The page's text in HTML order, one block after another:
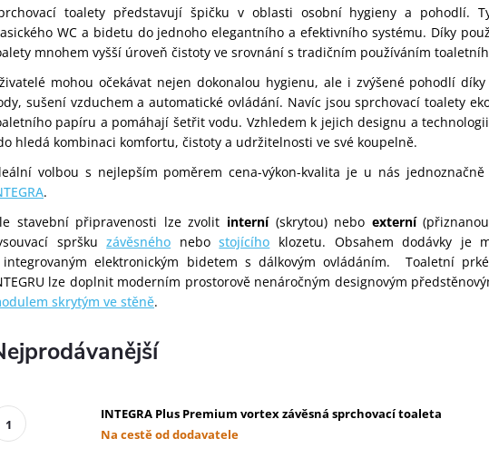
toalety představují špičku v oblasti osobní hygieny a pohodlí.
WC a bidetu do jednoho elegantního a efektivního systému. Díky
mnohem vyšší úroveň čistoty ve srovnání s tradičním používáním
mohou očekávat nejen dokonalou hygienu, ale i zvýšené pohodlí
sušení vzduchem a automatické ovládání. Navíc jsou sprchovací toalety
papíru a pomáhají šetřit vodu. Vzhledem k jejich designu a
hledá kombinaci komfortu, čistoty a udržitelnosti ve své koupelně.
volbou s nejlepším poměrem cena-výkon-kvalita je u nás
.
stavební připravenosti lze zvolit interní(skrytou) nebo externí
sprškuzávěsného nebostojícího klozetu. Obsahem dodávky je
integrovaným elektronickým bidetem s dálkovým ovládáním. Toaletní
lze doplnit moderním prostorově nenáročným designovým
skrytým ve stěně.
INTEGRA Plus Premium vortex závěsná sprchovací toaleta
Na cestě od dodavatele